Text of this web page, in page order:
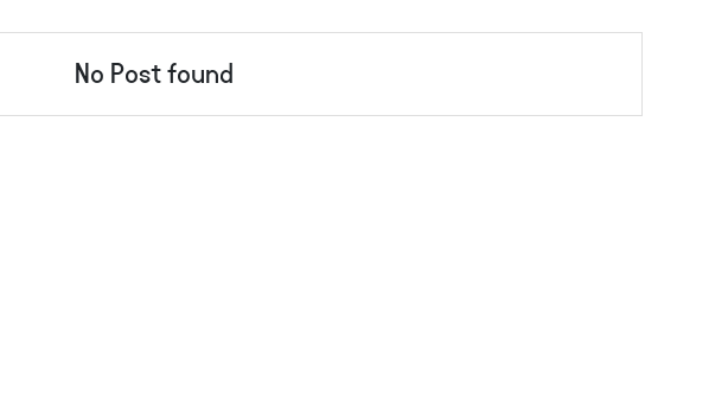
No Post found